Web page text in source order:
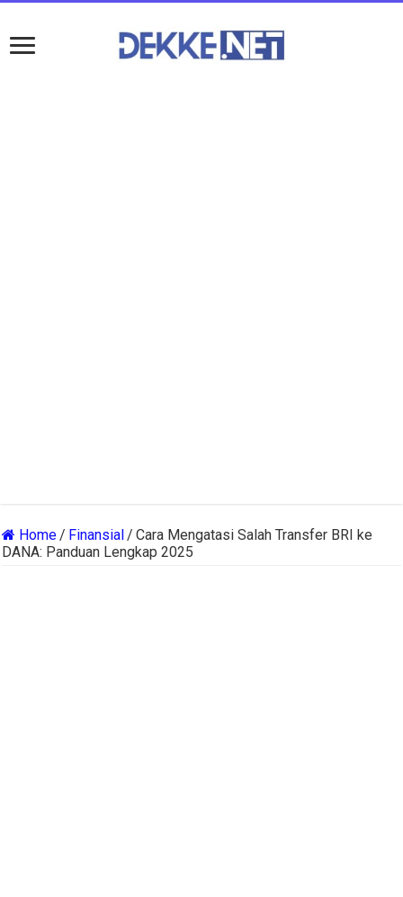
Home/ Finansial/ Cara Mengatasi Salah Transfer BRI ke
DANA: Panduan Lengkap 2025